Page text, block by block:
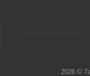
2026 ©